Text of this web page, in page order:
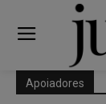
Apoiadores